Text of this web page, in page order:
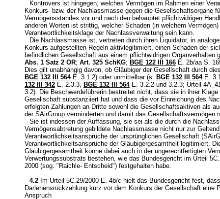
Kontrovers ist hingegen, welches Vermögen im Rahmen einer
Konkurs- bzw. der Nachlassmasse gegen die Gesellschaftsorgane
Vermögensstandes vor und nach den behauptet pflichtwidrigen
anderen Worten ist strittig, welcher Schaden (in welchem
Verantwortlichkeitsklage der Nachlassverwaltung sein kann.
Die Nachlassmasse ist, vertreten durch ihren Liquidator, in
Konkurs aufgestellten Regeln aktivlegitimiert, einen Schaden der
befindlichen Gesellschaft aus einem pflichtwidrigen Organverhalten
Abs. 1 Satz 2 OR; Art. 325 SchKG; BGE 122 III 166 E. 2b/aa S.
Dies gilt unabhängig davon, ob Gläubiger der Gesellschaft durch
BGE 132 III 564E. 3.1.2) oder unmittelbar (s. BGE 132 III 564E.
132 III 342 E. 2.3.3, BGE 132 III 564E. 3.2.2 und 3.2.3; Urteil
3.2). Die Beschwerdeführerin bestreitet nicht, dass sie in ihrer
Gesellschaft substanziiert hat und dass die vor Einreichung des
erfolgten Zahlungen an Dritte sowohl die Gesellschaftsaktiven als
der SAirGroup verminderten und damit das Gesellschaftsvermögen
Sie ist indessen der Auffassung, sie sei als die durch die
Vermögensabtretung gebildete Nachlassmasse nicht nur zur
Verantwortlichkeitsansprüche der ursprünglichen Gesellschaft
Verantwortlichkeitsansprüche der Gläubigergesamtheit legitimiert.
Gläubigergesamtheit könne dabei auch in der ungerechtfertigten
Verwertungssubstrats bestehen, wie das Bundesgericht im Urteil
2000 (sog. "Raichle- Entscheid") festgehalten habe.
4.2 Im Urteil 5C.29/2000 E. 4b/c hielt das Bundesgericht fest,
Darlehensrückzahlung kurz vor dem Konkurs der Gesellschaft eine
Anspruch